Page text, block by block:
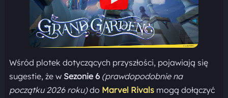
Wśród plotek dotyczących przyszłości, pojawiają się
sugestie, że w Sezonie 6 (prawdopodobnie na
początku 2026 roku)do Marvel Rivalsmogą dołączyć